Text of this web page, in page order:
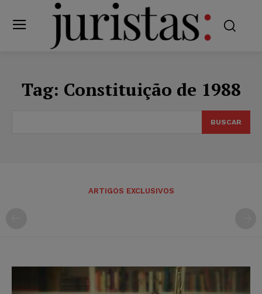
Tag: Constituição de 1988
BUSCAR
ARTIGOS EXCLUSIVOS